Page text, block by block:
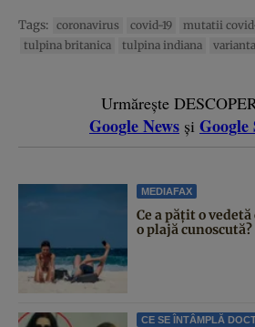
Tags: coronavirus covid-19 mutatii
tulpina britanica
tulpina indiana
Urmărește
Google News și Google
MEDIAFAX
Ce a pățit o
o plajă
CE SE ÎNTÂMPLĂ